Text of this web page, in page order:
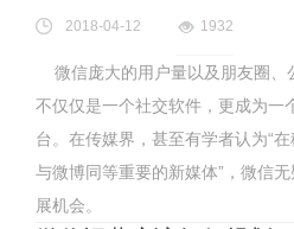
2018-04-12 1932
微信庞大的用户量以及朋友圈、
不仅仅是一个社交软件，更成为一
台。在传媒界，甚至有学者认为“
与微博同等重要的新媒体”，微信
展机会。